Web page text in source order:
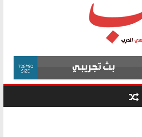
فرحات سليمان يكتب: القطاع الصحي إلى
أين؟
حزب التحالف الشعبي يطلق لجنة “الحق
في الصحة” بالإسكندرية لرصد الانتهاكات
ودعم المرضى
الوزاري لمدينة الصحفيين.. وانتهاء أعمال
إنشاء المبنى الإداري
المجلس القومي لحقوق الإنسان يعلن
متابعة قضية الدكتور محمد زهران.. ويؤكد:
قرينة البراءة وضمانات المحاكمة العادلة